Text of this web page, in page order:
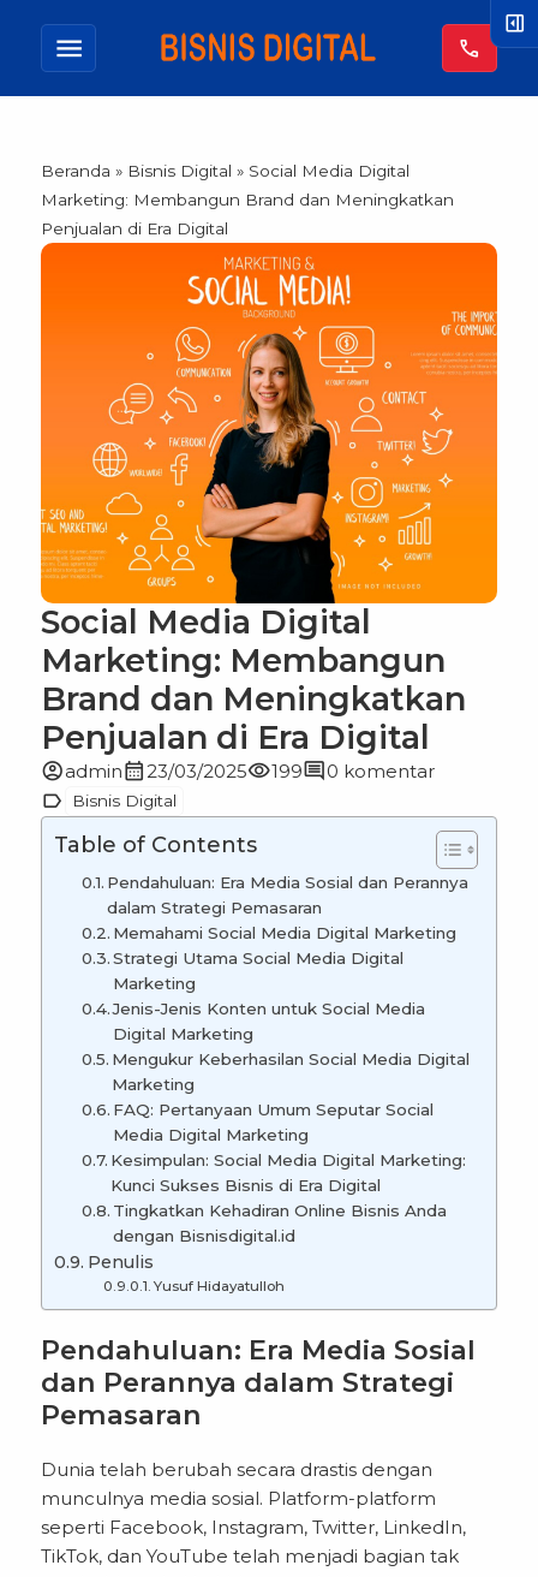
menu call
Beranda » Bisnis Digital » Social Media Digital
Marketing: Membangun Brand dan Meningkatkan
Penjualan di Era Digital
Social Media Digital
Marketing: Membangun
Brand dan Meningkatkan
Penjualan di Era Digital
account_circleadmincalendar_month23/03/2025visibility199comment0 komentar
label Bisnis Digital
Table of Contents
Pendahuluan: Era Media Sosial dan Perannya
dalam Strategi Pemasaran
Memahami Social Media Digital Marketing
Strategi Utama Social Media Digital
Marketing
Jenis-Jenis Konten untuk Social Media
Digital Marketing
Mengukur Keberhasilan Social Media Digital
Marketing
FAQ: Pertanyaan Umum Seputar Social
Media Digital Marketing
Kesimpulan: Social Media Digital Marketing:
Kunci Sukses Bisnis di Era Digital
Tingkatkan Kehadiran Online Bisnis Anda
dengan Bisnisdigital.id
Penulis
Yusuf Hidayatulloh
Pendahuluan: Era Media Sosial
dan Perannya dalam Strategi
Pemasaran
Dunia telah berubah secara drastis dengan
munculnya media sosial. Platform-platform
seperti Facebook, Instagram, Twitter, LinkedIn,
TikTok, dan YouTube telah menjadi bagian tak
right_panel_open